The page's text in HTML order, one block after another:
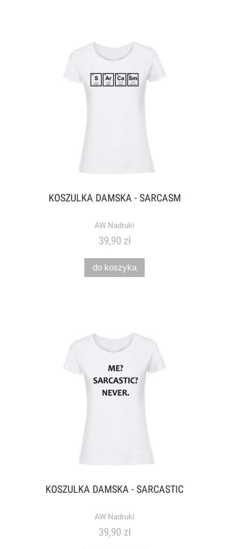
KOSZULKA DAMSKA - SARCASM
AW Nadruki
39,90 zł
do koszyka
KOSZULKA DAMSKA - SARCASTIC
AW Nadruki
39,90 zł